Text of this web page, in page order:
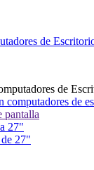
de
de
computadores de
pantalla
27"
de 27"